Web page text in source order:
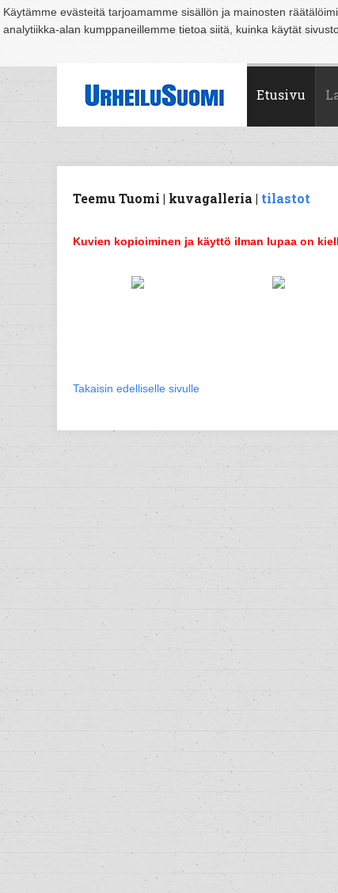
Käytämme evästeitä tarjoamamme sisällön ja mainosten
analytiikka-alan kumppaneillemme tietoa siitä, kuinka käytät
Suomi Espoo Helsinki Hämeenlinna Joensuu Jyväskylä
Etusivu
Teemu Tuomi | kuvagalleria | tilastot
Kuvien kopioiminen ja käyttö ilman lupaa on
Takaisin edelliselle sivulle